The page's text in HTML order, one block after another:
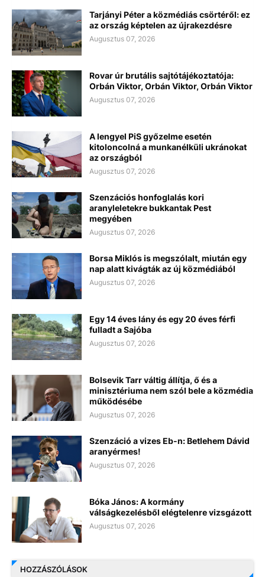
Tarjányi Péter a közmédiás csörtéről: ez
az ország képtelen az újrakezdésre
Augusztus 07, 2026
Rovar úr brutális sajtótájékoztatója:
Orbán Viktor, Orbán Viktor, Orbán Viktor
Augusztus 07, 2026
A lengyel PiS győzelme esetén
kitoloncolná a munkanélküli ukránokat
az országból
Augusztus 07, 2026
Szenzációs honfoglalás kori
aranyleletekre bukkantak Pest
megyében
Augusztus 07, 2026
Borsa Miklós is megszólalt, miután egy
nap alatt kivágták az új közmédiából
Augusztus 07, 2026
Egy 14 éves lány és egy 20 éves férfi
fulladt a Sajóba
Augusztus 07, 2026
Bolsevik Tarr váltig állítja, ő és a
minisztériuma nem szól bele a közmédia
működésébe
Augusztus 07, 2026
Szenzáció a vizes Eb-n: Betlehem Dávid
aranyérmes!
Augusztus 07, 2026
Bóka János: A kormány
válságkezelésből elégtelenre vizsgázott
Augusztus 07, 2026
HOZZÁSZÓLÁSOK